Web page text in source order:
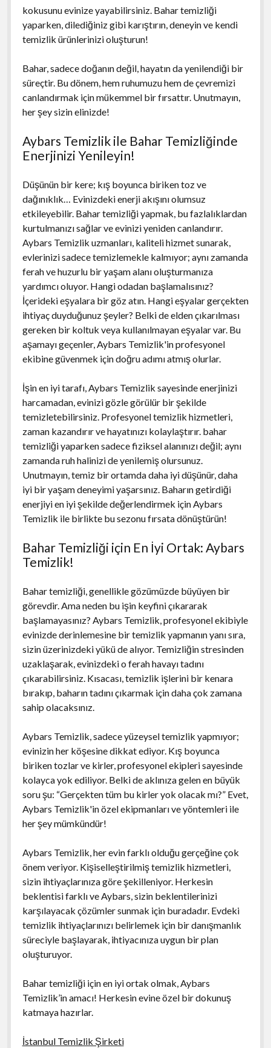
kokusunu evinize yayabilirsiniz. Bahar temizliği
yaparken, dilediğiniz gibi karıştırın, deneyin ve kendi
temizlik ürünlerinizi oluşturun!
Bahar, sadece doğanın değil, hayatın da yenilendiği bir
süreçtir. Bu dönem, hem ruhumuzu hem de çevremizi
canlandırmak için mükemmel bir fırsattır. Unutmayın,
her şey sizin elinizde!
Aybars Temizlik ile Bahar Temizliğinde
Enerjinizi Yenileyin!
Düşünün bir kere; kış boyunca biriken toz ve
dağınıklık… Evinizdeki enerji akışını olumsuz
etkileyebilir. Bahar temizliği yapmak, bu fazlalıklardan
kurtulmanızı sağlar ve evinizi yeniden canlandırır.
Aybars Temizlik uzmanları, kaliteli hizmet sunarak,
evlerinizi sadece temizlemekle kalmıyor; aynı zamanda
ferah ve huzurlu bir yaşam alanı oluşturmanıza
yardımcı oluyor. Hangi odadan başlamalısınız?
İçerideki eşyalara bir göz atın. Hangi eşyalar gerçekten
ihtiyaç duyduğunuz şeyler? Belki de elden çıkarılması
gereken bir koltuk veya kullanılmayan eşyalar var. Bu
aşamayı geçenler, Aybars Temizlik'in profesyonel
ekibine güvenmek için doğru adımı atmış olurlar.
İşin en iyi tarafı, Aybars Temizlik sayesinde enerjinizi
harcamadan, evinizi gözle görülür bir şekilde
temizletebilirsiniz. Profesyonel temizlik hizmetleri,
zaman kazandırır ve hayatınızı kolaylaştırır. bahar
temizliği yaparken sadece fiziksel alanınızı değil; aynı
zamanda ruh halinizi de yenilemiş olursunuz.
Unutmayın, temiz bir ortamda daha iyi düşünür, daha
iyi bir yaşam deneyimi yaşarsınız. Baharın getirdiği
enerjiyi en iyi şekilde değerlendirmek için Aybars
Temizlik ile birlikte bu sezonu fırsata dönüştürün!
Bahar Temizliği için En İyi Ortak: Aybars
Temizlik!
Bahar temizliği, genellikle gözümüzde büyüyen bir
görevdir. Ama neden bu işin keyfini çıkararak
başlamayasınız? Aybars Temizlik, profesyonel ekibiyle
evinizde derinlemesine bir temizlik yapmanın yanı sıra,
sizin üzerinizdeki yükü de alıyor. Temizliğin stresinden
uzaklaşarak, evinizdeki o ferah havayı tadını
çıkarabilirsiniz. Kısacası, temizlik işlerini bir kenara
bırakıp, baharın tadını çıkarmak için daha çok zamana
sahip olacaksınız.
Aybars Temizlik, sadece yüzeysel temizlik yapmıyor;
evinizin her köşesine dikkat ediyor. Kış boyunca
biriken tozlar ve kirler, profesyonel ekipleri sayesinde
kolayca yok ediliyor. Belki de aklınıza gelen en büyük
soru şu: “Gerçekten tüm bu kirler yok olacak mı?” Evet,
Aybars Temizlik'in özel ekipmanları ve yöntemleri ile
her şey mümkündür!
Aybars Temizlik, her evin farklı olduğu gerçeğine çok
önem veriyor. Kişiselleştirilmiş temizlik hizmetleri,
sizin ihtiyaçlarınıza göre şekilleniyor. Herkesin
beklentisi farklı ve Aybars, sizin beklentilerinizi
karşılayacak çözümler sunmak için buradadır. Evdeki
temizlik ihtiyaçlarınızı belirlemek için bir danışmanlık
süreciyle başlayarak, ihtiyacınıza uygun bir plan
oluşturuyor.
Bahar temizliği için en iyi ortak olmak, Aybars
Temizlik’in amacı! Herkesin evine özel bir dokunuş
katmaya hazırlar.
İstanbul Temizlik Şirketi